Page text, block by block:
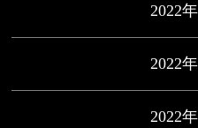
2022
2022
2022